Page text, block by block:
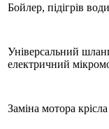
Бойлер, підігрів води
Універсальний
електричний
Заміна мотора